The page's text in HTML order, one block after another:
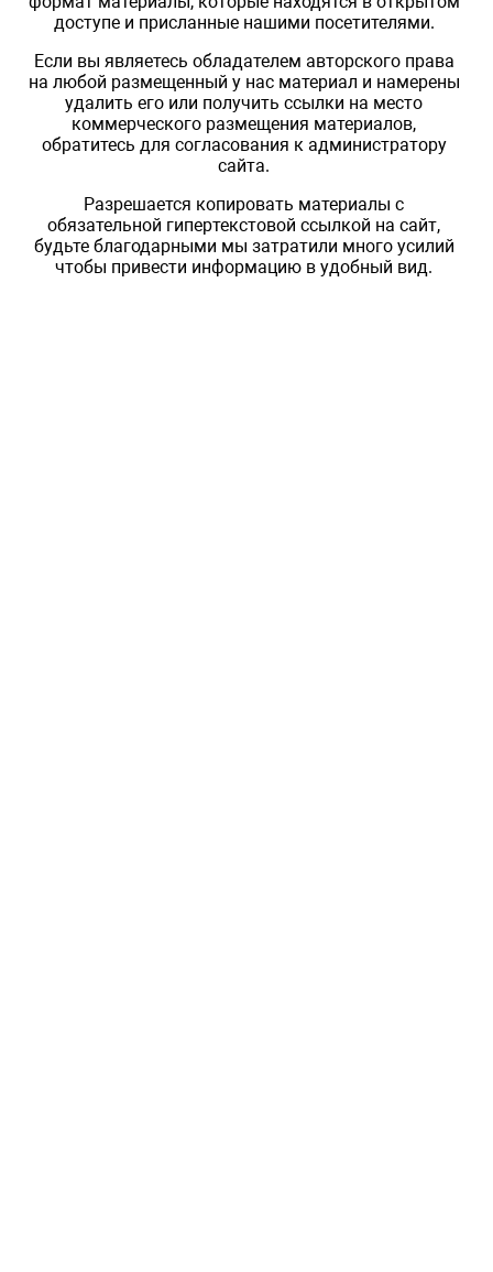
доступе и присланные нашими посетителями.
Если вы являетесь обладателем авторского права
на любой размещенный у нас материал и намерены
удалить его или получить ссылки на место
коммерческого размещения материалов,
обратитесь для согласования к администратору
сайта.
Разрешается копировать материалы с
обязательной гипертекстовой ссылкой на сайт,
будьте благодарными мы затратили много усилий
чтобы привести информацию в удобный вид.